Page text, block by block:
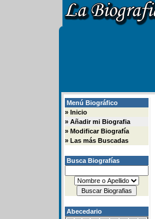
Menú Biográfico
» Inicio
» Añadir mi Biografia
» Modificar Biografía
» Las más Buscadas
Busca Biografías
Abecedario